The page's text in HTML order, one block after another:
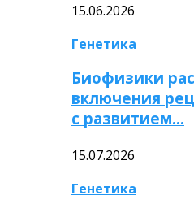
15.06.2026
Генетика
Биофизики
включения
с развитием…
15.07.2026
Генетика